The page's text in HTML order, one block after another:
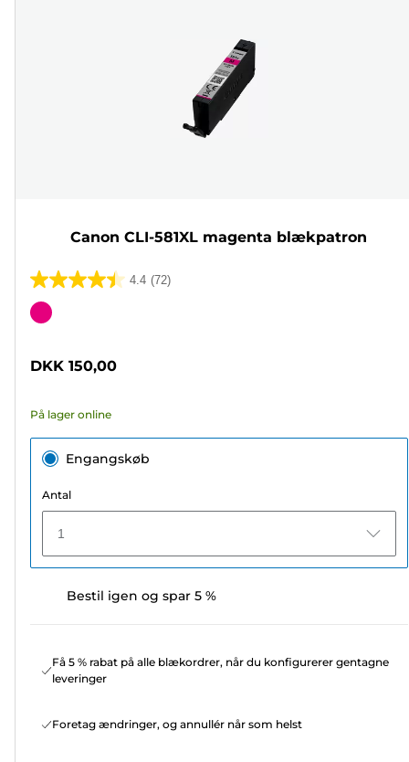
Canon CLI-581XL magenta blækpatron
4.4 (72)
4.4
ud
stjerner.
anmeldelser
Farvepatron
DKK 150,00
På lager online
Engangskøb
Antal
1
Bestil igen og spar 5 %
Få 5 % rabat på alle blækordrer, når du konfigurerer gentagne
leveringer
Foretag ændringer, og annullér når som helst